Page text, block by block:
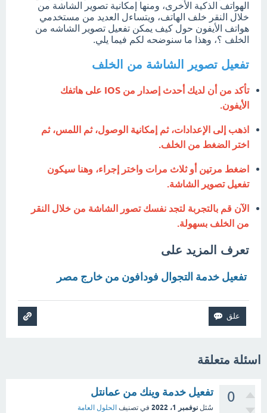
الهواتف الذكية الأخرى، ومنها إمكانية تصوير الشاشة من
خلال النقر خلف الهاتف، ويتساءل العديد من مستخدمي
هواتف الأيفون حول كيف يمكن تفعيل تصوير الشاشه من
الخلف ؟، وهذا ما سنوضحه لكم فيما يلي.
تفعيل تصوير الشاشة من الخلف
تأكد من أن لديك أحدث إصدار من IOS على هاتفك
الأيفون.
اذهب إلى الإعدادات، ثم إمكانية الوصول، ثم اللمس، ثم
اختر الضغط من الخلف.
اضغط مرتين أو ثلاث مرات واختر إجراء، وهنا سيكون
تفعيل تصوير الشاشة.
الآن قم بالتجربة لتجد نفسك تصور الشاشة من خلال النقر
من الخلف بسهولة.
تعرف المزيد على
تفعيل خدمة التجوال فودافون من خارج مصر
اسئلة متعلقة
0 تفعيل خدمة وينك من عمانتل
سُئل نوفمبر 1، 2022 في تصنيف الحلول العامة